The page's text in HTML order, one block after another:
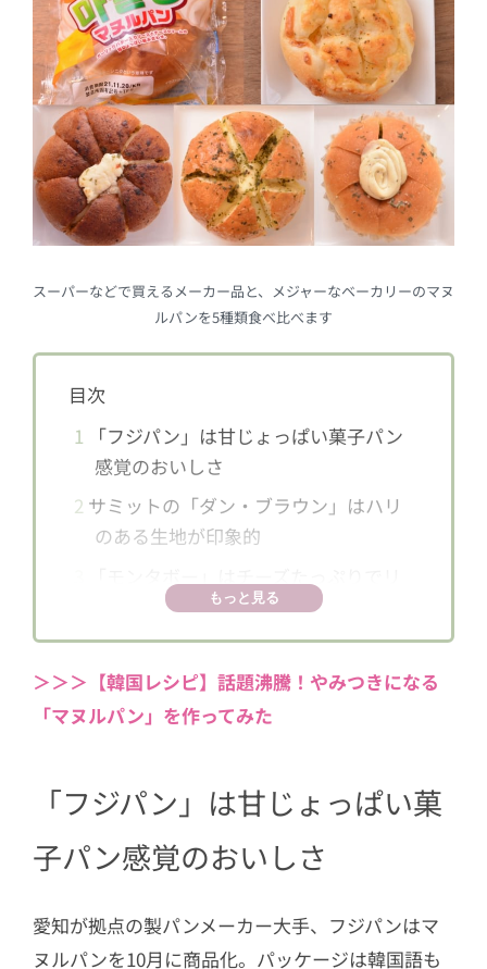
スーパーなどで買えるメーカー品と、メジャーなベーカリーのマヌ
ルパンを5種類食べ比べます
目次
1
「フジパン」は甘じょっぱい菓子パン
感覚のおいしさ
2 サミットの「ダン・ブラウン」はハリ
のある生地が印象的
ッチな甘じょっぱさ
4「サンジェルマン」はやや甘酸っぱい
クリームが美味
5「ポンパドウル」はジューシーでボリ
もっと見る
＞＞＞【韓国レシピ】話題沸騰！やみつきになる
「マヌルパン」を作ってみた
「フジパン」は甘じょっぱい菓
子パン感覚のおいしさ
愛知が拠点の製パンメーカー大手、フジパンはマ
ヌルパンを10月に商品化。パッケージは韓国語も